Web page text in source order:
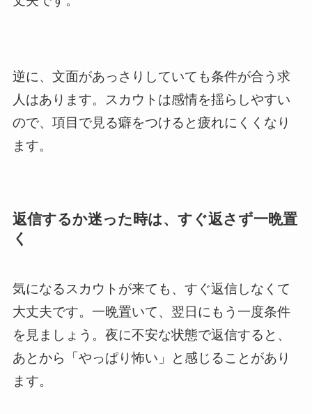
逆に、文面があっさりしていても条件が合う求
人はあります。スカウトは感情を揺らしやすい
ので、項目で見る癖をつけると疲れにくくなり
ます。
返信するか迷った時は、すぐ返さず一晩置
く
気になるスカウトが来ても、すぐ返信しなくて
大丈夫です。一晩置いて、翌日にもう一度条件
を見ましょう。夜に不安な状態で返信すると、
あとから「やっぱり怖い」と感じることがあり
ます。